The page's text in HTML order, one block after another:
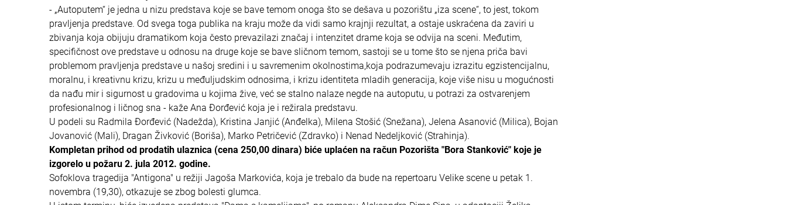
- „Autoputem“ je jedna u nizu predstava koje se bave temom onoga što se dešava u pozorištu „iza scene“, to jest, tokom
pravljenja predstave. Od svega toga publika na kraju može da vidi samo krajnji rezultat, a ostaje uskraćena da zaviri u
zbivanja koja obijuju dramatikom koja često prevazilazi značaj i intenzitet drame koja se odvija na sceni. Međutim,
specifičnost ove predstave u odnosu na druge koje se bave sličnom temom, sastoji se u tome što se njena priča bavi
problemom pravljenja predstave u našoj sredini i u savremenim okolnostima,koja podrazumevaju izrazitu egzistencijalnu,
moralnu, i kreativnu krizu, krizu u međuljudskim odnosima, i krizu identiteta mladih generacija, koje više nisu u mogućnosti
da nađu mir i sigurnost u gradovima u kojima žive, već se stalno nalaze negde na autoputu, u potrazi za ostvarenjem
profesionalnog i ličnog sna - kaže Ana Đorđević koja je i režirala predstavu.
U podeli su Radmila Đorđević (Nadežda), Kristina Janjić (Anđelka), Milena Stošić (Snežana), Jelena Asanović (Milica), Bojan
Jovanović (Mali), Dragan Živković (Boriša), Marko Petričević (Zdravko) i Nenad Nedeljković (Strahinja).
Kompletan prihod od prodatih ulaznica (cena 250,00 dinara) biće uplaćen na račun Pozorišta "Bora Stanković" koje je
izgorelo u požaru 2. jula 2012. godine.
Sofoklova tragedija "Antigona" u režiji Jagoša Markovića, koja je trebalo da bude na repertoaru Velike scene u petak 1.
novembra (19,30), otkazuje se zbog bolesti glumca.